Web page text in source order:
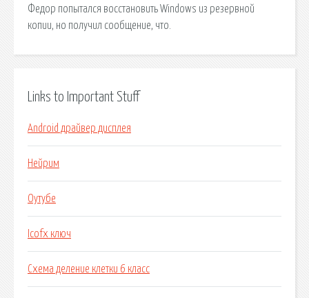
Федор попытался восстановить Windows из резервной
копии, но получил сообщение, что.
Links to Important Stuff
Android драйвер дисплея
Нейрим
Оутубе
Icofx ключ
Схема деление клетки 6 класс